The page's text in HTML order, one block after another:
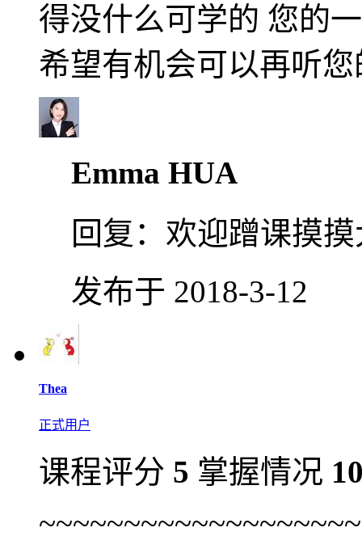
得没什么可学的 您的
希望有机会可以再听
Emma HUA
回复： 欢迎蹭课摸摸
发布于 2018-3-12
Thea
正式用户
课程评分 5 掌握情况